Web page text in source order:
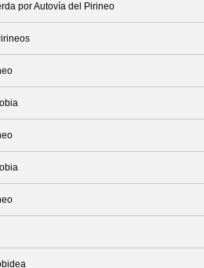
por Autovía del Pirineo